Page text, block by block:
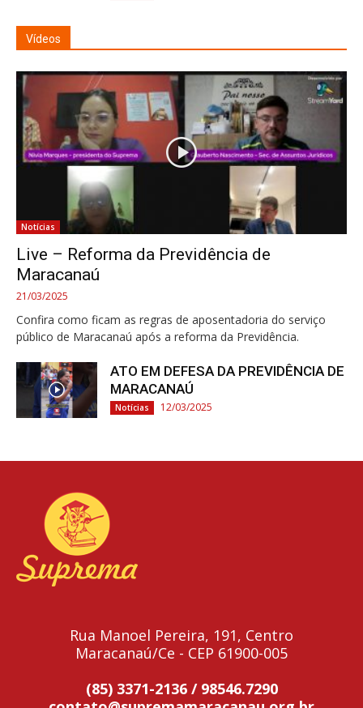
Vídeos
Notícias
Live – Reforma da Previdência de
Maracanaú
21/03/2025
Confira como ficam as regras de aposentadoria do serviço
público de Maracanaú após a reforma da Previdência.
ATO EM DEFESA DA PREVIDÊNCIA DE
MARACANAÚ
Notícias 12/03/2025
Rua Manoel Pereira, 191, Centro
Maracanaú/Ce - CEP 61900-005
(85) 3371-2136 / 98546.7290